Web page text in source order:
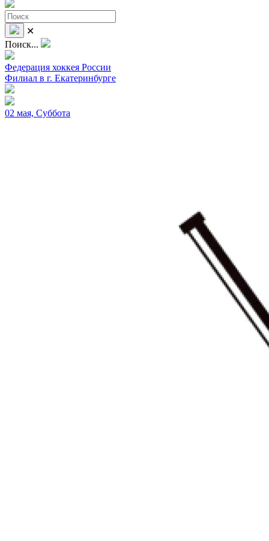
✕
Поиск...
Федерация хоккея России
Филиал в г. Екатеринбурге
02 мая, Суббота